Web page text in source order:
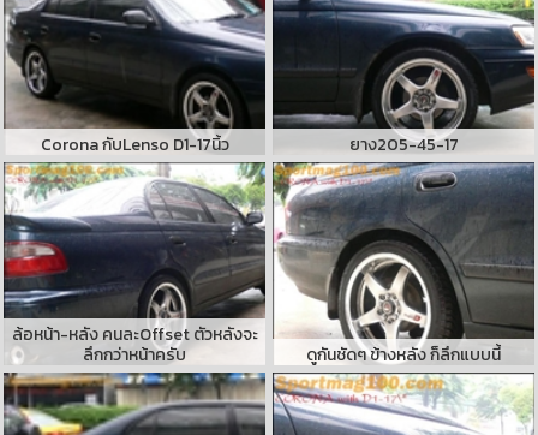
Corona กับLenso D1-17นิ้ว ยาง205-45-17
ล้อหน้า-หลัง คนละOffset ตัวหลังจะ
ลึกกว่าหน้าครับ
ดูกันชัดๆ ข้างหลัง ก็ลึกแบบนี้